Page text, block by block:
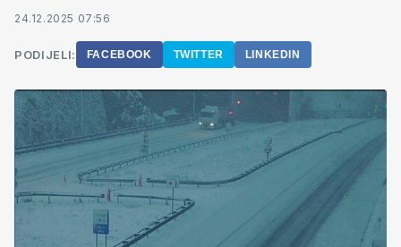
24.12.2025 07:56
PODIJELI: FACEBOOK TWITTER LINKEDIN